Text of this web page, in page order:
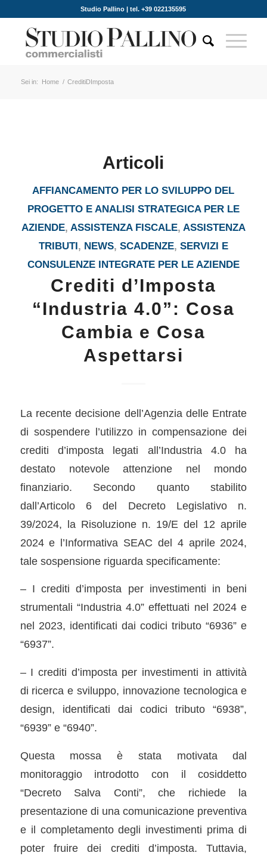
Studio Pallino | tel. +39 022135595
Sei in: Home / CreditiDImposta
Articoli
AFFIANCAMENTO PER LO SVILUPPO DEL
PROGETTO E ANALISI STRATEGICA PER LE
AZIENDE, ASSISTENZA FISCALE, ASSISTENZA
TRIBUTI, NEWS, SCADENZE, SERVIZI E
CONSULENZE INTEGRATE PER LE AZIENDE
Crediti d’Imposta
“Industria 4.0”: Cosa
Cambia e Cosa
Aspettarsi
La recente decisione dell’Agenzia delle Entrate
di sospendere l’utilizzo in compensazione dei
crediti d’imposta legati all’Industria 4.0 ha
destato notevole attenzione nel mondo
finanziario. Secondo quanto stabilito
dall’Articolo 6 del Decreto Legislativo n.
39/2024, la Risoluzione n. 19/E del 12 aprile
2024 e l’Informativa SEAC del 4 aprile 2024,
tale sospensione riguarda specificamente:
– I crediti d’imposta per investimenti in beni
strumentali “Industria 4.0” effettuati nel 2024 e
nel 2023, identificati dai codici tributo “6936” e
“6937”.
– I crediti d’imposta per investimenti in attività
di ricerca e sviluppo, innovazione tecnologica e
design, identificati dai codici tributo “6938”,
“6939” e “6940”.
Questa mossa è stata motivata dal
monitoraggio introdotto con il cosiddetto
“Decreto Salva Conti”, che richiede la
presentazione di una comunicazione preventiva
e il completamento degli investimenti prima di
poter fruire dei crediti d’imposta. Tuttavia,